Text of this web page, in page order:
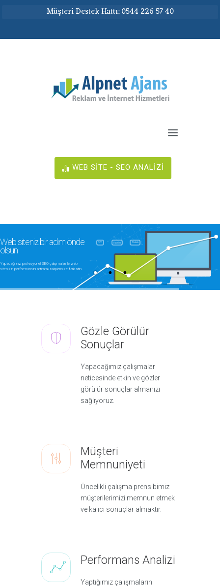
Müşteri Destek Hattı: 0544 226 57 40
WEB SİTE - SEO ANALİZİ
Yapacağımız profesyonel SEO çalışmaları ile web
sitenizin performansını artırarak rakiplerinize fark atın.
Web siteniz bir adım önde
olsun
SEO Backlink Makale
Gözle Görülür
Sonuçlar
Yapacağımız çalışmalar
neticesinde etkin ve gözler
görülür sonuçlar almanızı
sağlıyoruz.
Müşteri
Memnuniyeti
Öncelikli çalışma prensibimiz
müşterilerimizi memnun etmek
ve kalıcı sonuçlar almaktır.
Performans Analizi
Yaptığımız çalışmaların